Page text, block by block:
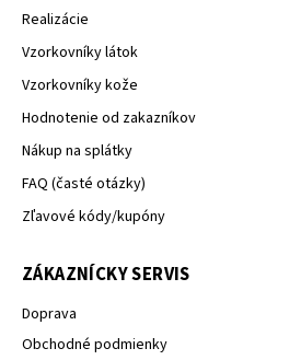
Realizácie
Vzorkovníky látok
Vzorkovníky kože
Hodnotenie od zakazníkov
Nákup na splátky
FAQ (časté otázky)
Zľavové kódy/kupóny
ZÁKAZNÍCKY SERVIS
Doprava
Obchodné podmienky